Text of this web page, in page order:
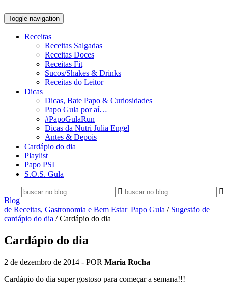
Toggle navigation
Receitas
Receitas Salgadas
Receitas Doces
Receitas Fit
Sucos/Shakes & Drinks
Receitas do Leitor
Dicas
Dicas, Bate Papo & Curiosidades
Papo Gula por aí…
#PapoGulaRun
Dicas da Nutri Julia Engel
Antes & Depois
Cardápio do dia
Playlist
Papo PSI
S.O.S. Gula
Blog
de Receitas, Gastronomia e Bem Estar| Papo Gula / Sugestão de
cardápio do dia /Cardápio do dia
Cardápio do dia
2 de dezembro de 2014 - POR Maria Rocha
Cardápio do dia super gostoso para começar a semana!!!